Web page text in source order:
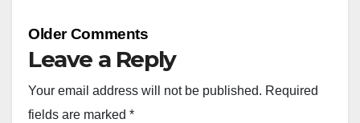
Comment
Older Comments
Leave a Reply
Your email address will not be published. Required
fields are marked *